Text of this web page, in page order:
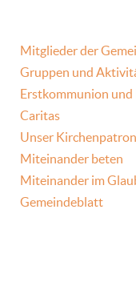
Mitglieder der
Gruppen und
Erstkommunion und
Caritas
Unser
Miteinander beten
Miteinander im
Gemeindeblatt